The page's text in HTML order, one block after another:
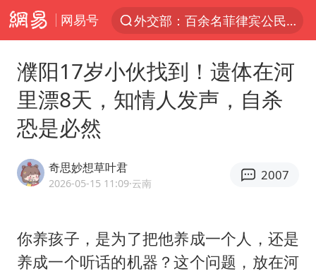
网易号
外交部：百余名菲律宾公民因非法就业、非法居留被依法处理
中使馆：重大涉诈逃犯檀某落网
台湾不是国家不存在“国格”
伊朗最高领袖将任命数名高级指挥官
广岛长崎的昨天未必不会是日本的明天
濮阳17岁小伙找到！遗体在河
里漂8天，知情人发声，自杀
恐是必然
奇思妙想草叶君
2026-05-15 11:09·云南
2007
你养孩子，是为了把他养成一个人，还是
养成一个听话的机器？这个问题，放在河